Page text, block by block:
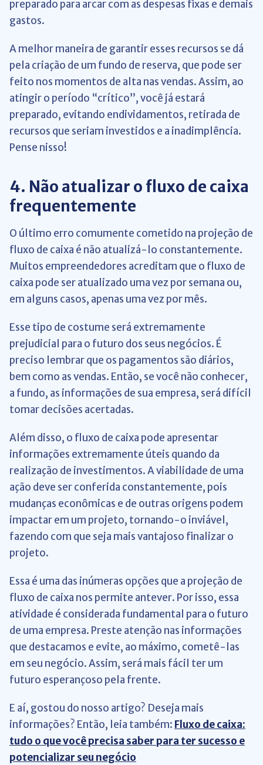
preparado para arcar com as despesas fixas e demais
gastos.
A melhor maneira de garantir esses recursos se dá
pela criação de um fundo de reserva, que pode ser
feito nos momentos de alta nas vendas. Assim, ao
atingir o período “crítico”, você já estará
preparado, evitando endividamentos, retirada de
recursos que seriam investidos e a inadimplência.
Pense nisso!
4. Não atualizar o fluxo de caixa
frequentemente
O último erro comumente cometido na projeção de
fluxo de caixa é não atualizá-lo constantemente.
Muitos empreendedores acreditam que o fluxo de
caixa pode ser atualizado uma vez por semana ou,
em alguns casos, apenas uma vez por mês.
Esse tipo de costume será extremamente
prejudicial para o futuro dos seus negócios. É
preciso lembrar que os pagamentos são diários,
bem como as vendas. Então, se você não conhecer,
a fundo, as informações de sua empresa, será difícil
tomar decisões acertadas.
Além disso, o fluxo de caixa pode apresentar
informações extremamente úteis quando da
realização de investimentos. A viabilidade de uma
ação deve ser conferida constantemente, pois
mudanças econômicas e de outras origens podem
impactar em um projeto, tornando-o inviável,
fazendo com que seja mais vantajoso finalizar o
projeto.
Essa é uma das inúmeras opções que a projeção de
fluxo de caixa nos permite antever. Por isso, essa
atividade é considerada fundamental para o futuro
de uma empresa. Preste atenção nas informações
que destacamos e evite, ao máximo, cometê-las
em seu negócio. Assim, será mais fácil ter um
futuro esperançoso pela frente.
E aí, gostou do nosso artigo? Deseja mais
informações? Então, leia também: Fluxo de caixa:
tudo o que você precisa saber para ter sucesso e
potencializar seu negócio